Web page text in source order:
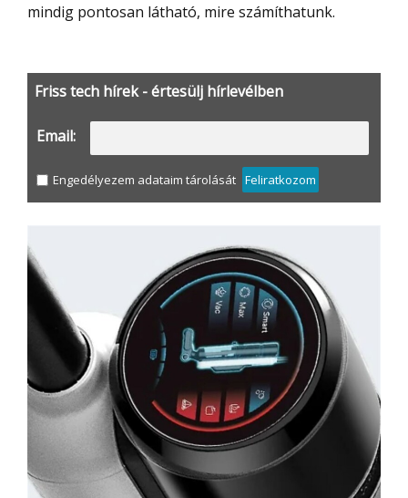
mindig pontosan látható, mire számíthatunk.
Friss tech hírek - értesülj hírlevélben
Email:
Engedélyezem adataim tárolását Feliratkozom